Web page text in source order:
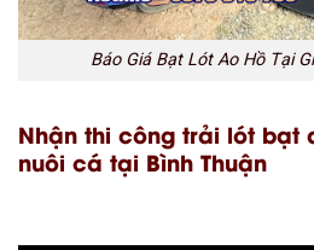
Báo Giá Bạt Lót Ao Hồ Tại
Nhận thi công trải lót bạt
nuôi cá tại Bình Thuận